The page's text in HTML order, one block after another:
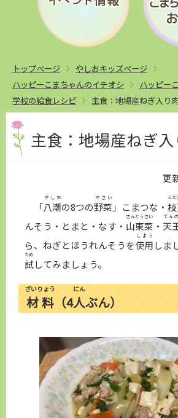
トップページ
やしおキッズページ
ハッピーこまちゃんのイチオシ
ハッピー
学校の給食レシピ
主食：地場産ねぎ入り
主食：地場産ねぎ
更
「八潮
やしお
の8つの野菜
やさい
」こまつな・
えだ
んそう・とまと・なす・ 山東菜
さんとうさい
・ 天
てん
ら、ねぎとほうれんそうを使用
しよう
しま
試
ため
してみましょう。
材料
ざいりょう
（4人
にん
ぶん）